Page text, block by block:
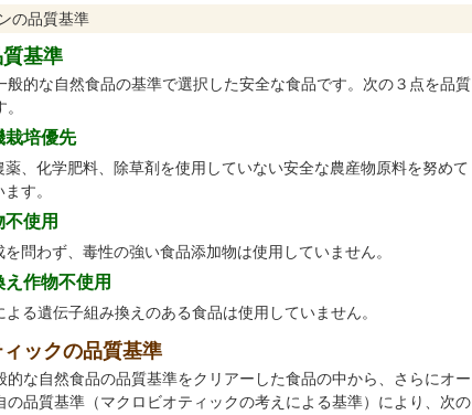
の品質基準
基準
般的な自然食品の基準で選択した安全な食品です。次の３点を品質
栽培優先
薬、化学肥料、除草剤を使用していない安全な農産物原料を努めて
す。
使用
を問わず、毒性の強い食品添加物は使用していません。
作物不使用
よる遺伝子組み換えのある食品は使用していません。
ックの品質基準
的な自然食品の品質基準をクリアーした食品の中から、さらにオー
の品質基準（マクロビオティックの考えによる基準）により、次の